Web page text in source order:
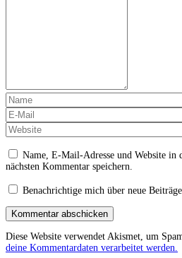
Name, E-Mail-Adresse und Website in
nächsten Kommentar speichern.
Benachrichtige mich über neue
Kommentar abschicken
Diese Website verwendet Akismet, um
deine Kommentardaten verarbeitet werden.